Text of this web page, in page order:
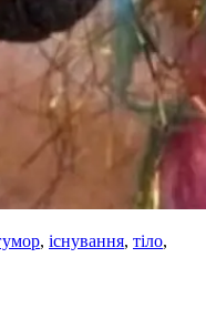
, існування, тіло,